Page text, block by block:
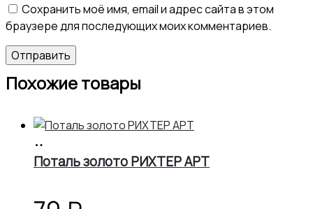
Сохранить моё имя, email и адрес сайта в этом
браузере для последующих моих комментариев.
Похожие товары
корзину
Поталь золото РИХТЕР АРТ